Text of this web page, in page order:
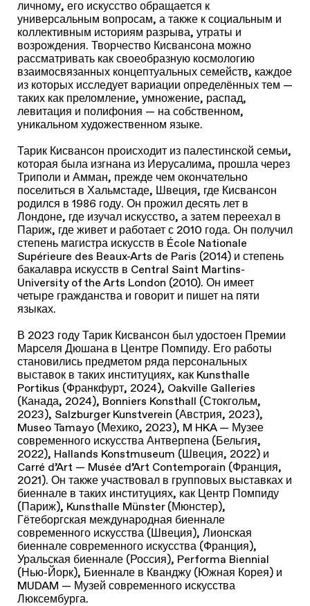
личному, его искусство обращается к
универсальным вопросам, а также к социальным и
коллективным историям разрыва, утраты и
возрождения. Творчество Кисвансона можно
рассматривать как своеобразную космологию
взаимосвязанных концептуальных семейств, каждое
из которых исследует вариации определённых тем —
таких как преломление, умножение, распад,
левитация и полифония — на собственном,
уникальном художественном языке.
Тарик Кисвансон происходит из палестинской семьи,
которая была изгнана из Иерусалима, прошла через
Триполи и Амман, прежде чем окончательно
поселиться в Хальмстаде, Швеция, где Кисвансон
родился в 1986 году. Он прожил десять лет в
Лондоне, где изучал искусство, а затем переехал в
Париж, где живет и работает с 2010 года. Он получил
степень магистра искусств в École Nationale
Supérieure des Beaux-Arts de Paris (2014) и степень
бакалавра искусств в Central Saint Martins-
University of the Arts London (2010). Он имеет
четыре гражданства и говорит и пишет на пяти
языках.
В 2023 году Тарик Кисвансон был удостоен Премии
Марселя Дюшана в Центре Помпиду. Его работы
становились предметом ряда персональных
выставок в таких институциях, как Kunsthalle
Portikus (Франкфурт, 2024), Oakville Galleries
(Канада, 2024), Bonniers Konsthall (Стокгольм,
2023), Salzburger Kunstverein (Австрия, 2023),
Museo Tamayo (Мехико, 2023), M HKA — Музее
современного искусства Антверпена (Бельгия,
2022), Hallands Konstmuseum (Швеция, 2022) и
Carré d’Art — Musée d’Art Contemporain (Франция,
2021). Он также участвовал в групповых выставках и
биеннале в таких институциях, как Центр Помпиду
(Париж), Kunsthalle Münster (Мюнстер),
Гётеборгская международная биеннале
современного искусства (Швеция), Лионская
биеннале современного искусства (Франция),
Уральская биеннале (Россия), Performa Biennial
(Нью-Йорк), Биеннале в Кванджу (Южная Корея) и
MUDAM — Музей современного искусства
Люксембурга.